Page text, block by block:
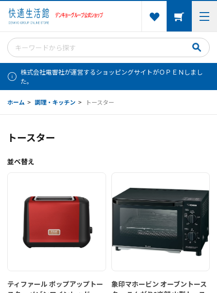
株式会社電響社が運営するショッピングサイトがＯＰＥＮしまし
た。
ホーム > 調理・キッチン > トースター
トースター
並べ替え
ティファール ポップアップトー
象印マホービン オーブントース